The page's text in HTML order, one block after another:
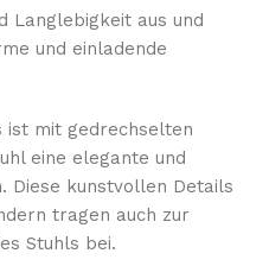
Langlebigkeit aus und
und einladende
ist mit gedrechselten
eine elegante und
Diese kunstvollen Details
tragen auch zur
Stuhls bei.